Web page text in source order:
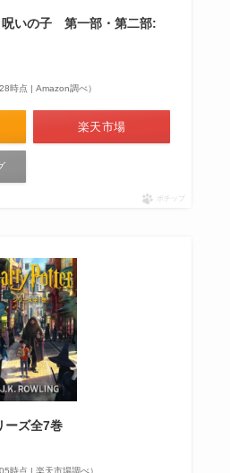
呪いの子 第一部・第二部:
時点 | Amazon調べ）
楽天市場
ポチップ
ーズ全7巻
時点 | 楽天市場調べ）